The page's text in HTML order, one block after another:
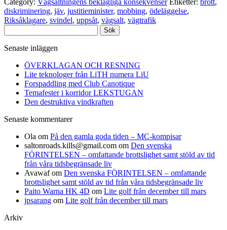
Category: Vägsaltningens beklagliga konsekvenser Etiketter: brott,
diskriminering, jäv, justitieminister, mobbing, ödeläggelse,
Riksåklagare, svindel, uppsåt, vägsalt, vägtrafik
efter:
Senaste inläggen
ÖVERKLAGAN OCH RESNING
Lite teknologer från LiTH numera LiU
Forspaddling med Club Canotique
Temafester i korridor LEKSTUGAN
Den destruktiva vindkraften
Senaste kommentarer
Ola om På den gamla goda tiden – MC-kompisar
saltonroads.kills@gmail.com om Den svenska
FÖRINTELSEN – omfattande brottslighet samt stöld av tid
från våra tidsbegränsade liv
Avawafom Den svenska FÖRINTELSEN – omfattande
brottslighet samt stöld av tid från våra tidsbegränsade liv
Paito Warna HK 4D om Lite golf från december till mars
jpsarang om Lite golf från december till mars
Arkiv